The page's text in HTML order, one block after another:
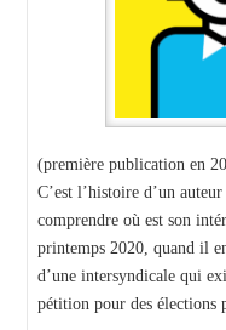
(première publication en
C’est l’histoire d’un
comprendre où est son
printemps 2020, quand il
d’une intersyndicale qui
pétition pour des élections